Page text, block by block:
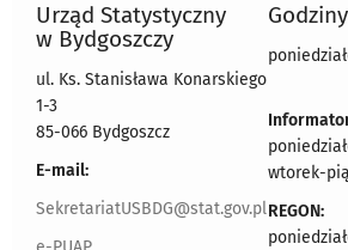
Urząd Statystyczny
w Bydgoszczy
ul. Ks. Stanisława Konarskiego
1-3
85-066 Bydgoszcz
E-mail:
SekretariatUSBDG@stat.gov.pl
wtorek-
REGON: